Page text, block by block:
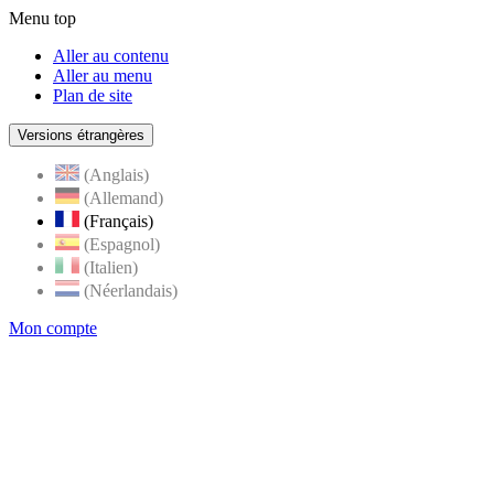
Menu top
Aller au contenu
Aller au menu
Plan de site
Versions étrangères
(Anglais)
(Allemand)
(Français)
(Espagnol)
(Italien)
(Néerlandais)
Mon compte